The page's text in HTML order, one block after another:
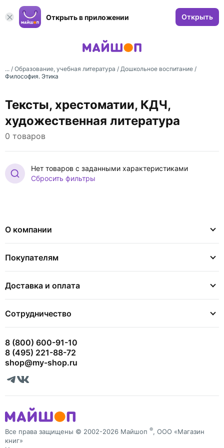
Открыть в приложении Открыть
... / Образование, учебная литература / Дошкольное воспитание /
Философия. Этика
Тексты, хрестоматии, КДЧ,
художественная литература
0 товаров
Нет товаров с заданными характеристиками
Сбросить фильтры
О компании
Покупателям
Доставка и оплата
Сотрудничество
8 (800) 600-91-10
8 (495) 221-88-72
shop@my-shop.ru
Все права защищены © 2002-2026 Майшоп ®, ООО «Магазин
книг»